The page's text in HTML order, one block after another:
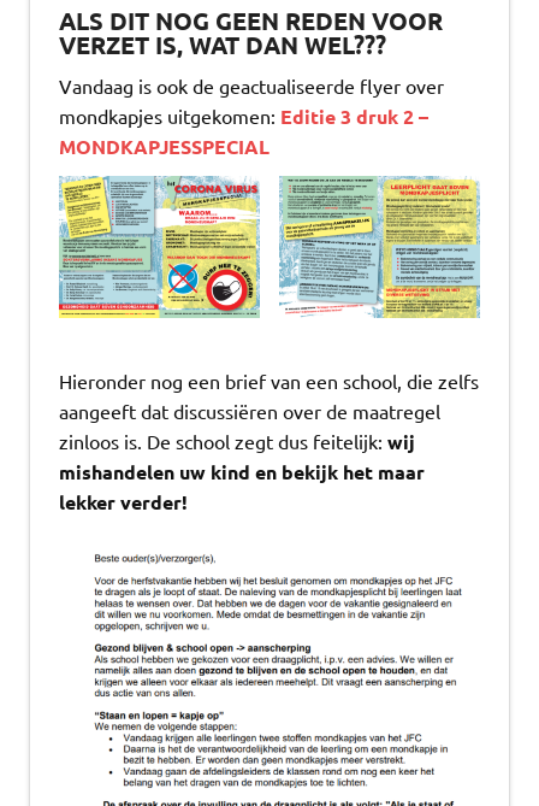
ALS DIT NOG GEEN REDEN VOOR
VERZET IS, WAT DAN WEL???
Vandaag is ook de geactualiseerde flyer over
mondkapjes uitgekomen: Editie 3 druk 2 –
MONDKAPJESSPECIAL
Hieronder nog een brief van een school, die zelfs
aangeeft dat discussiëren over de maatregel
zinloos is. De school zegt dus feitelijk: wij
mishandelen uw kind en bekijk het maar
lekker verder!